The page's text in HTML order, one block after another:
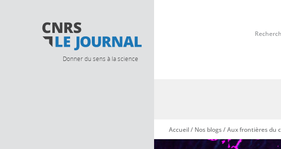
Donner du sens à la science
Vous êtes ici
Accueil/ Nos blogs/Aux frontières du